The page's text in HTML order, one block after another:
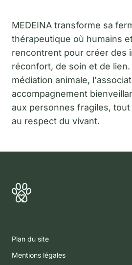
MEDEINA transforme sa
thérapeutique où humains
rencontrent pour créer des
réconfort, de soin et de lien.
médiation animale,
accompagnement
aux personnes fragiles,
au respect du vivant.
Plan du site
Mentions légales